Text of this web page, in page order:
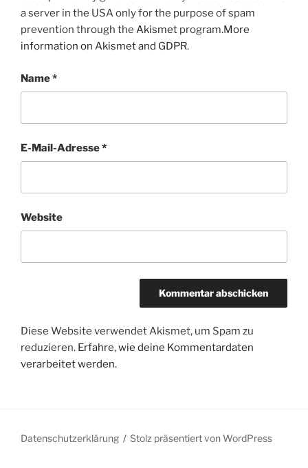
a server in the USA only for the purpose of spam
prevention through the Akismet program.More
information on Akismet and GDPR.
Name*
E-Mail-Adresse*
Website
Diese Website verwendet Akismet, um Spam zu
reduzieren. Erfahre, wie deine Kommentardaten
verarbeitet werden.
Datenschutzerklärung Stolz präsentiert von WordPress